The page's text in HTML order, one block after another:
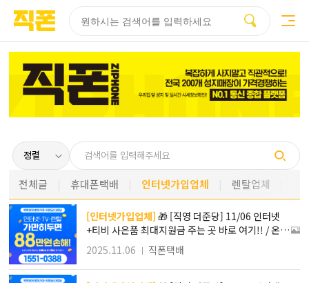
전체글 휴대폰택배 인터넷가입업체 렌탈업체
[인터넷가입업체] 🎁 [직영 더준당] 11/06 인터넷
+티비 사은품 최대지원금 주는 곳 바로 여기!! / 온라
인 진행!! 방문필요X 간편접수로 가입하자!! / 최대 1
48만원 사은품 혜택 !! 타사보다 무조건 더! SK KT L
G 인터넷가입!!
2025.11.06 직폰택배
페이지
페이지
페이지
페이지
색엔진
색엔진
색엔진
색엔진